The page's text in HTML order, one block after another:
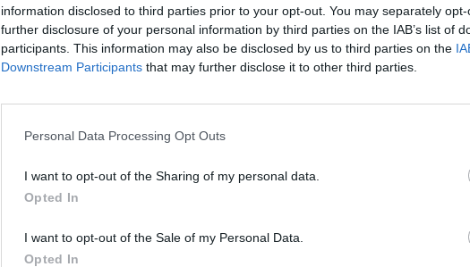
information disclosed to third parties prior to your opt-out. You may separately
further disclosure of your personal information by third parties on the IAB’s list of
participants. This information may also be disclosed by us to third parties on the
Downstream Participants that may further disclose it to other third parties.
Personal Data Processing Opt Outs
I want to opt-out of the Sharing of my personal data.
Opted In
I want to opt-out of the Sale of my Personal Data.
Opted In